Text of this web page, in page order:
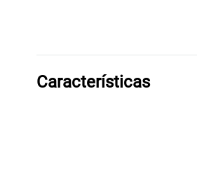
Características